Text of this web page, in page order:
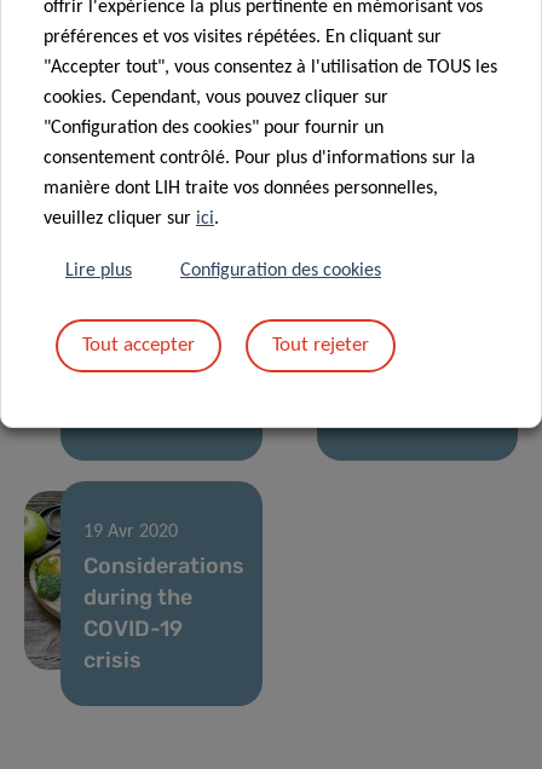
31 Mar 2022
La nourriture
peut-elle
stimuler votre
intelligence ?
LIH au premier
plan de la
santé
nutritionnelle
européenne
02 Juil 2021
De la bière au
pain : une
initiative de
innovante
suscite un
Un
LIH bénéficie
d’une
19 Avr 2020
Considerations
during the
COVID-19
crisis
offrir l'expérience la plus pertinente en mémorisant vos
préférences et vos visites répétées. En cliquant sur
"Accepter tout", vous consentez à l'utilisation de TOUS les
cookies. Cependant, vous pouvez cliquer sur
"Configuration des cookies" pour fournir un
consentement contrôlé. Pour plus d'informations sur la
manière dont LIH traite vos données personnelles,
veuillez cliquer sur ici.
Lire plus Configuration des cookies
Tout accepter Tout rejeter